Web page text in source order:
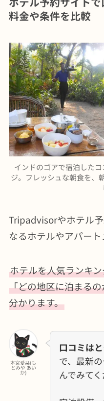
料金や条件を比較
インドのゴアで宿泊した
ジ。フレッシュな朝食を、
Tripadvisorやホテル
なるホテルやアパート
ホテルを人気ランキ
「どの地区に泊まる
分かります。
本宮愛栞(も
とみや あい
か)
口コミは
で、最新
んでみてく